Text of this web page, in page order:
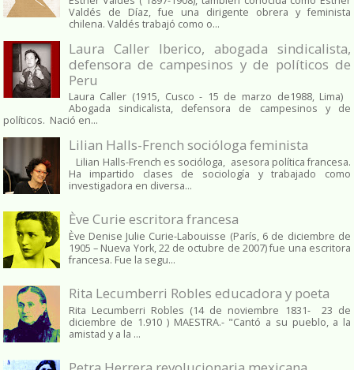
Valdés de Díaz, fue una dirigente obrera y feminista
chilena. Valdés trabajó como o...
Laura Caller Iberico, abogada sindicalista,
defensora de campesinos y de políticos de
Peru
Laura Caller (1915, Cusco - 15 de marzo de1988, Lima)
Abogada sindicalista, defensora de campesinos y de
políticos. Nació en...
Lilian Halls-French socióloga feminista
Lilian Halls-French es socióloga, asesora política francesa.
Ha impartido clases de sociología y trabajado como
investigadora en diversa...
Ève Curie escritora francesa
Ève Denise Julie Curie-Labouisse (París, 6 de diciembre de
1905 – Nueva York, 22 de octubre de 2007) fue una escritora
francesa. Fue la segu...
Rita Lecumberri Robles educadora y poeta
Rita Lecumberri Robles (14 de noviembre 1831- 23 de
diciembre de 1.910 ) MAESTRA.- "Cantó a su pueblo, a la
amistad y a la ...